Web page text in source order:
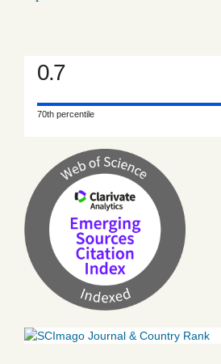
0.7
70th percentile